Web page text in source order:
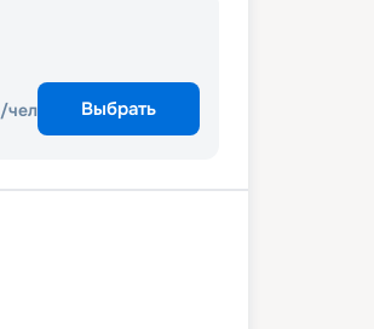
/чел Выбрать